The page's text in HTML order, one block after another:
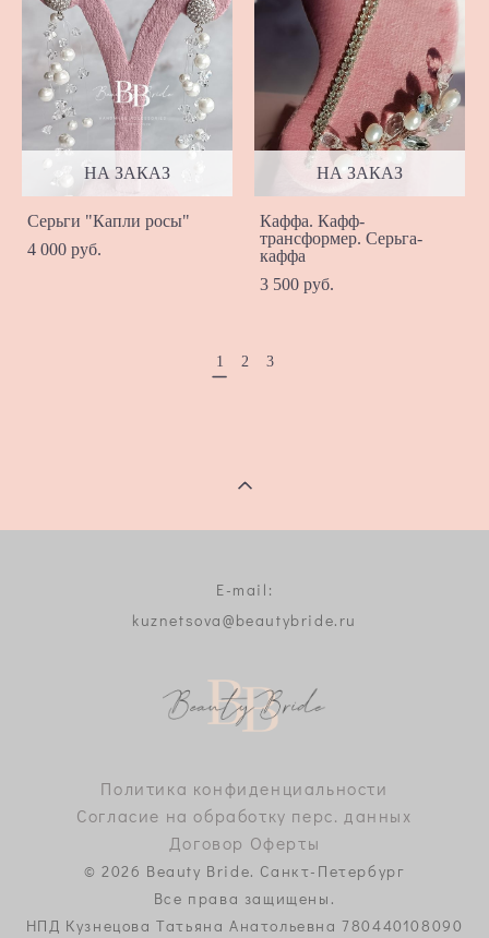
НА ЗАКАЗ
Серьги "Капли росы"
4 000 pуб.
НА ЗАКАЗ
Каффа. Кафф-
трансформер. Серьга-
каффа
3 500 pуб.
1 2 3
E-mail:
kuznetsova@beautybride.ru
Политика конфиденциальности
Согласие на обработку перс. данных
Договор Оферты
© 2026 Beauty Bride. Санкт-Петербург
Все права защищены.
НПД Кузнецова Татьяна Анатольевна 780440108090